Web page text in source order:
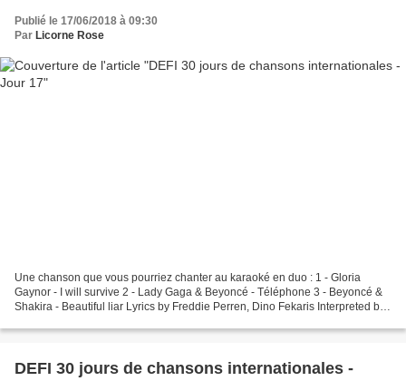
Publié le 17/06/2018 à 09:30
Par Licorne Rose
Une chanson que vous pourriez chanter au karaoké en duo : 1 - Gloria
Gaynor - I will survive 2 - Lady Gaga & Beyoncé - Téléphone 3 - Beyoncé &
Shakira - Beautiful liar Lyrics by Freddie Perren, Dino Fekaris Interpreted by
DEFI 30 jours de chansons internationales -